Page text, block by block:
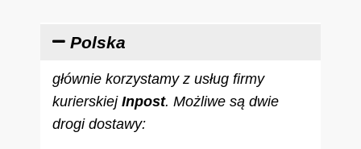
Polska
głównie korzystamy z usług firmy
kurierskiej Inpost. Możliwe są dwie
drogi dostawy: